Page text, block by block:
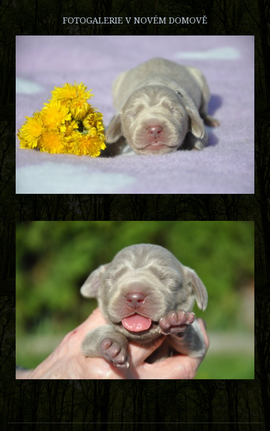
FOTOGALERIE V NOVÉM DOMOVĚ